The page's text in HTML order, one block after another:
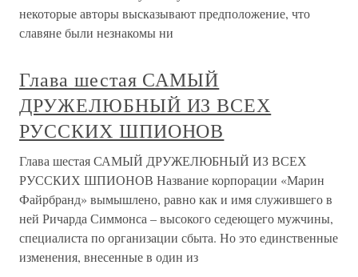
некоторые авторы высказывают предположение, что
славяне были незнакомы ни
Глава шестая САМЫЙ
ДРУЖЕЛЮБНЫЙ ИЗ ВСЕХ
РУССКИХ ШПИОНОВ
Глава шестая САМЫЙ ДРУЖЕЛЮБНЫЙ ИЗ ВСЕХ
РУССКИХ ШПИОНОВ Название корпорации «Марин
Файрбранд» вымышлено, равно как и имя служившего в
ней Ричарда Симмонса – высокого седеющего мужчины,
специалиста по организации сбыта. Но это единственные
изменения, внесенные в один из